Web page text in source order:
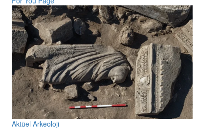
Aktüel Arkeoloji